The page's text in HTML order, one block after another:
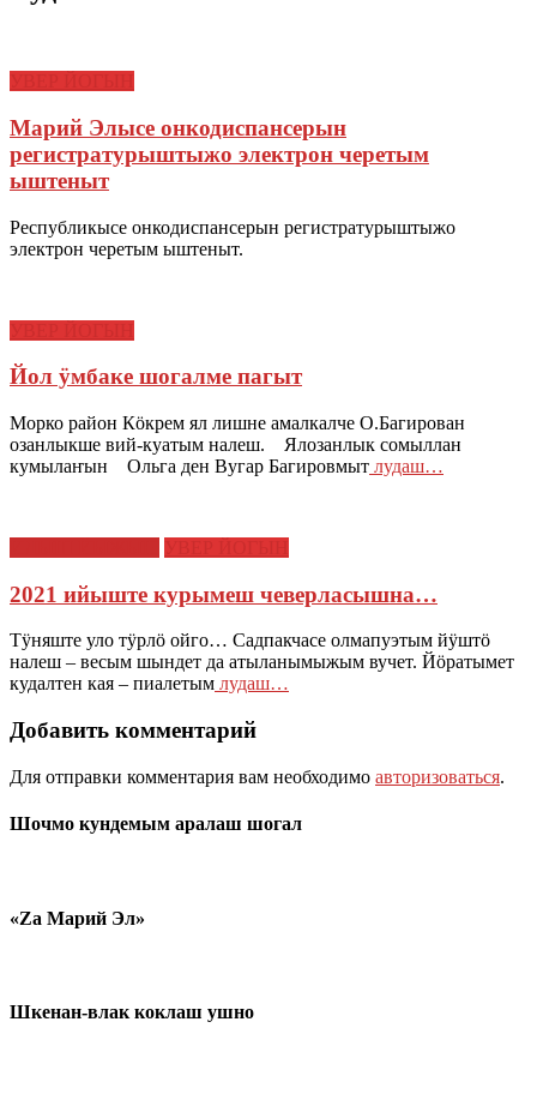
Марий Элысе онкодиспансерын
регистратурыштыжо электрон черетым
ыштеныт
Республикысе онкодиспансерын регистратурыштыжо
электрон черетым ыштеныт.
Йол ӱмбаке шогалме пагыт
Морко район Кӧкрем ял лишне амалкалче О.Багирован
озанлыкше вий-куатым налеш. Ялозанлык сомыллан
кумылаҥын Ольга ден Вугар Багировмыт лудаш…
2021 ийыште курымеш чеверласышна…
Тӱняште уло тӱрлӧ ойго… Садпакчасе олмапуэтым йӱштӧ
налеш – весым шындет да атыланымыжым вучет. Йӧратымет
кудалтен кая – пиалетым лудаш…
Добавить комментарий
Для отправки комментария вам необходимо авторизоваться.
Шочмо кундемым аралаш шогал
«Zа Марий Эл»
Шкенан-влак коклаш ушно